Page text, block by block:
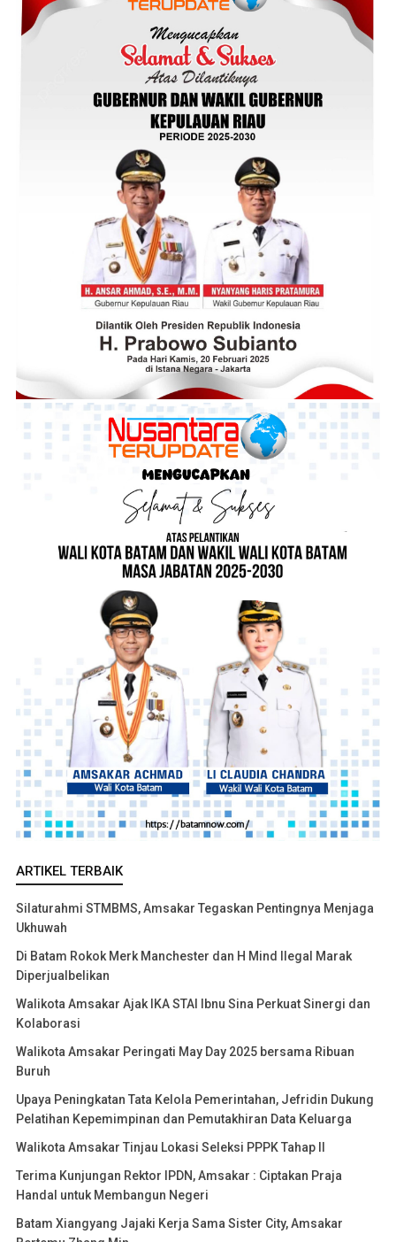
ARTIKEL TERBAIK
Silaturahmi STMBMS, Amsakar Tegaskan Pentingnya Menjaga
Ukhuwah
Di Batam Rokok Merk Manchester dan H Mind Ilegal Marak
Diperjualbelikan
Walikota Amsakar Ajak IKA STAI Ibnu Sina Perkuat Sinergi dan
Kolaborasi
Walikota Amsakar Peringati May Day 2025 bersama Ribuan
Buruh
Upaya Peningkatan Tata Kelola Pemerintahan, Jefridin Dukung
Pelatihan Kepemimpinan dan Pemutakhiran Data Keluarga
Walikota Amsakar Tinjau Lokasi Seleksi PPPK Tahap II
Terima Kunjungan Rektor IPDN, Amsakar : Ciptakan Praja
Handal untuk Membangun Negeri
Batam Xiangyang Jajaki Kerja Sama Sister City, Amsakar